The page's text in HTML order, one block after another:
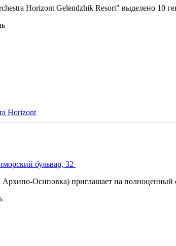
Horizont Gelendzhik Resort" выделено 10
Horizont
бульвар, 32
Архипо-Осиповка) приглашает на